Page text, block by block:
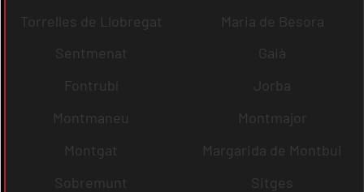
Torrelles de Llobregat
Maria de Besora
Sentmenat
Gaià
Fontrubí
Jorba
Montmaneu
Montmajor
Montgat
Margarida de Montbui
Sobremunt
Sitges